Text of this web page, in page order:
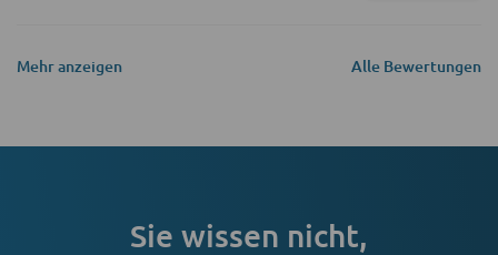
Mehr anzeigen Alle Bewertungen
Sie wissen nicht,